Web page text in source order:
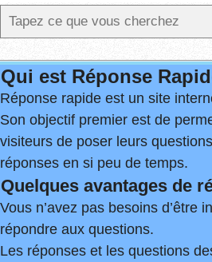
Qui est Réponse
Réponse rapide est un site
Son objectif premier est de
visiteurs de poser leurs
réponses en si peu de temps.
Quelques avantages de
Vous n’avez pas besoins d’être
répondre aux questions.
Les réponses et les questions